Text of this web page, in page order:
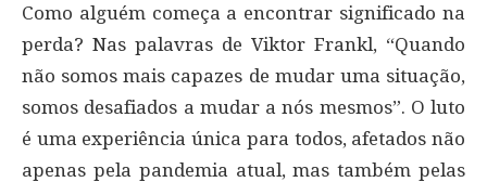
Como alguém começa a encontrar significado na
perda? Nas palavras de Viktor Frankl, “Quando
não somos mais capazes de mudar uma situação,
somos desafiados a mudar a nós mesmos”. O luto
é uma experiência única para todos, afetados não
apenas pela pandemia atual, mas também pelas